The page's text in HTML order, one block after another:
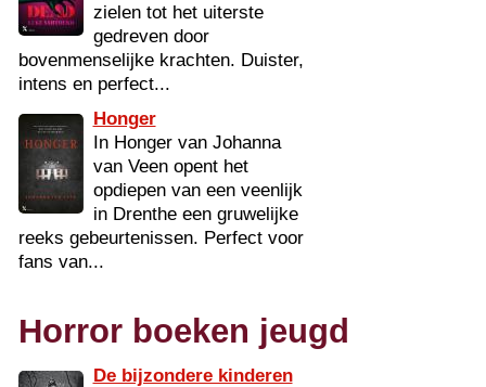
zielen tot het uiterste
gedreven door
bovenmenselijke krachten. Duister,
intens en perfect...
Honger
In Honger van Johanna
van Veen opent het
opdiepen van een veenlijk
in Drenthe een gruwelijke
reeks gebeurtenissen. Perfect voor
fans van...
Horror boeken jeugd
De bijzondere kinderen